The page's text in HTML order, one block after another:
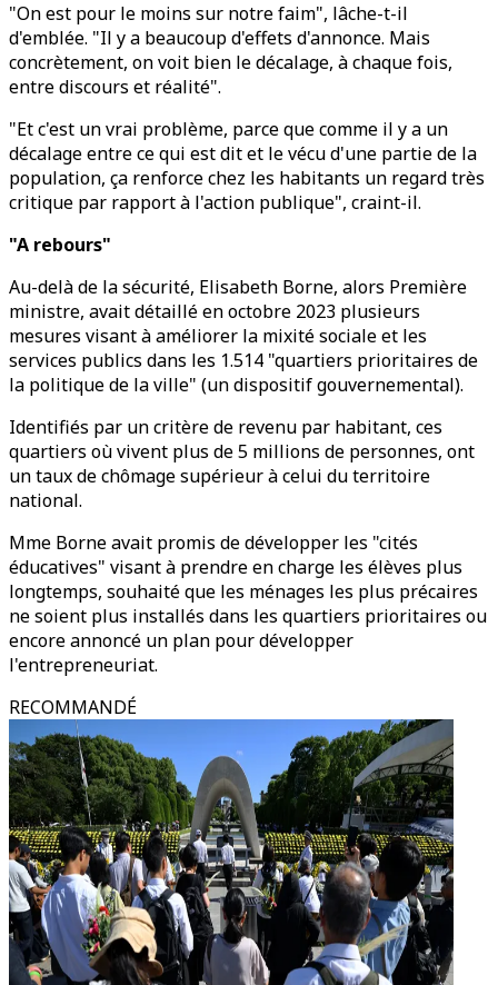
"On est pour le moins sur notre faim", lâche-t-il
d'emblée. "Il y a beaucoup d'effets d'annonce. Mais
concrètement, on voit bien le décalage, à chaque fois,
entre discours et réalité".
"Et c'est un vrai problème, parce que comme il y a un
décalage entre ce qui est dit et le vécu d'une partie de la
population, ça renforce chez les habitants un regard très
critique par rapport à l'action publique", craint-il.
"A rebours"
Au-delà de la sécurité, Elisabeth Borne, alors Première
ministre, avait détaillé en octobre 2023 plusieurs
mesures visant à améliorer la mixité sociale et les
services publics dans les 1.514 "quartiers prioritaires de
la politique de la ville" (un dispositif gouvernemental).
Identifiés par un critère de revenu par habitant, ces
quartiers où vivent plus de 5 millions de personnes, ont
un taux de chômage supérieur à celui du territoire
national.
Mme Borne avait promis de développer les "cités
éducatives" visant à prendre en charge les élèves plus
longtemps, souhaité que les ménages les plus précaires
ne soient plus installés dans les quartiers prioritaires ou
encore annoncé un plan pour développer
l'entrepreneuriat.
RECOMMANDÉ